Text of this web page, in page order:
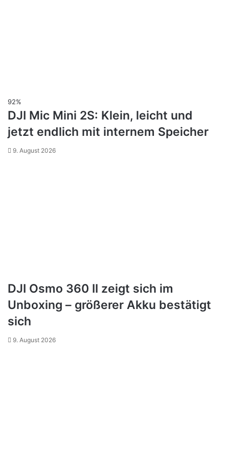
92%
DJI Mic Mini 2S: Klein, leicht und
jetzt endlich mit internem Speicher
9. August 2026
DJI Osmo 360 II zeigt sich im
Unboxing – größerer Akku bestätigt
sich
9. August 2026